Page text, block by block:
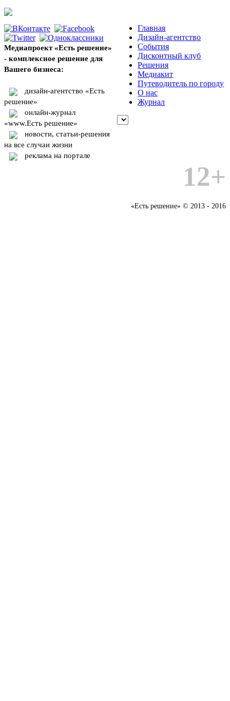
Медиапроект «Есть решение»
- комплексное решение для
Вашего бизнеса:
дизайн-агентство «Есть
решение»
онлайн-журнал
«www.Есть решение»
новости, статьи-решения
на все случаи жизни
реклама на портале
Главная
Дизайн-агентство
События
Дисконтный клуб
Решения
Медиакит
Путеводитель по городу
О нас
Журнал
12+
«Есть решение» © 2013 - 2016